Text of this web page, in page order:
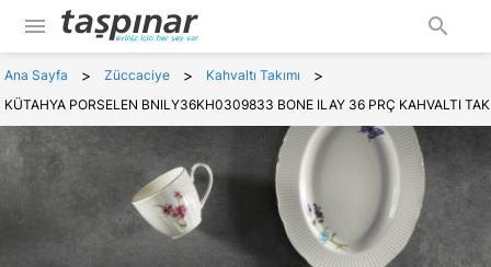
menu search
Ana Sayfa > Züccaciye > Kahvaltı Takımı >
KÜTAHYA PORSELEN BNILY36KH0309833 BONE ILAY 36 PRÇ KAHVALTI